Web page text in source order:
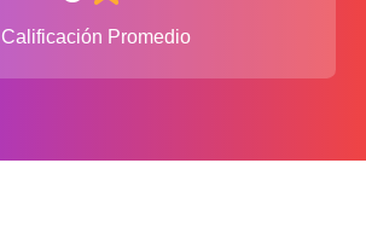
Calificación Promedio